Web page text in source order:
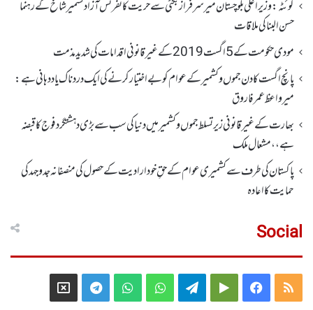
کوئٹہ : وزیر اعلی بلوچستان میر سرفراز بگٹی سے حریت کانفرنس آزاد کشمیر شاخ کے رہنما
حسن البنا کی ملاقات
مودی حکومت کے 5اگست2019کے غیر قانونی اقدامات کی شدید مذمت
پانچ اگست کادن جموں و کشمیر کے عوام کو بے اختیار کرنے کی ایک دردناک یاد دہانی ہے:
میرواعظ عمر فاروق
بھارت کے غیر قانونی زیر تسلط جموں و کشمیر میں دنیا کی سب سے بڑی دہشتگرد فوج کا قبضہ
ہے،، مشعال ملک
پاکستان کی طرف سے کشمیری عوام کے حقِ خودارادیت کے حصول کی منصفانہ جدوجہد کی
حمایت کا اعادہ
Social
RSS
Facebook
Google
Telegram
WhatsApp
WhatsApp
Telegram
X